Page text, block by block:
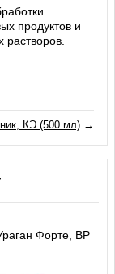
продуктов и
растворов.
КЭ (500 мл)→
Форте, ВР